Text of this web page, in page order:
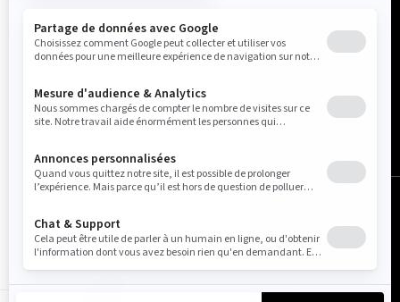
© BRP 2003-2026
Avis juridique
Politique de confidentialité
Utilisation de cookies
Accessibilité
Carte du site